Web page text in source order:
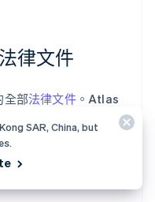
律文件
全部法律文件。Atlas
尖风投律所美国科律律
助贵方立即启动融资，
盖股权架构、权益分
SAR, China, but